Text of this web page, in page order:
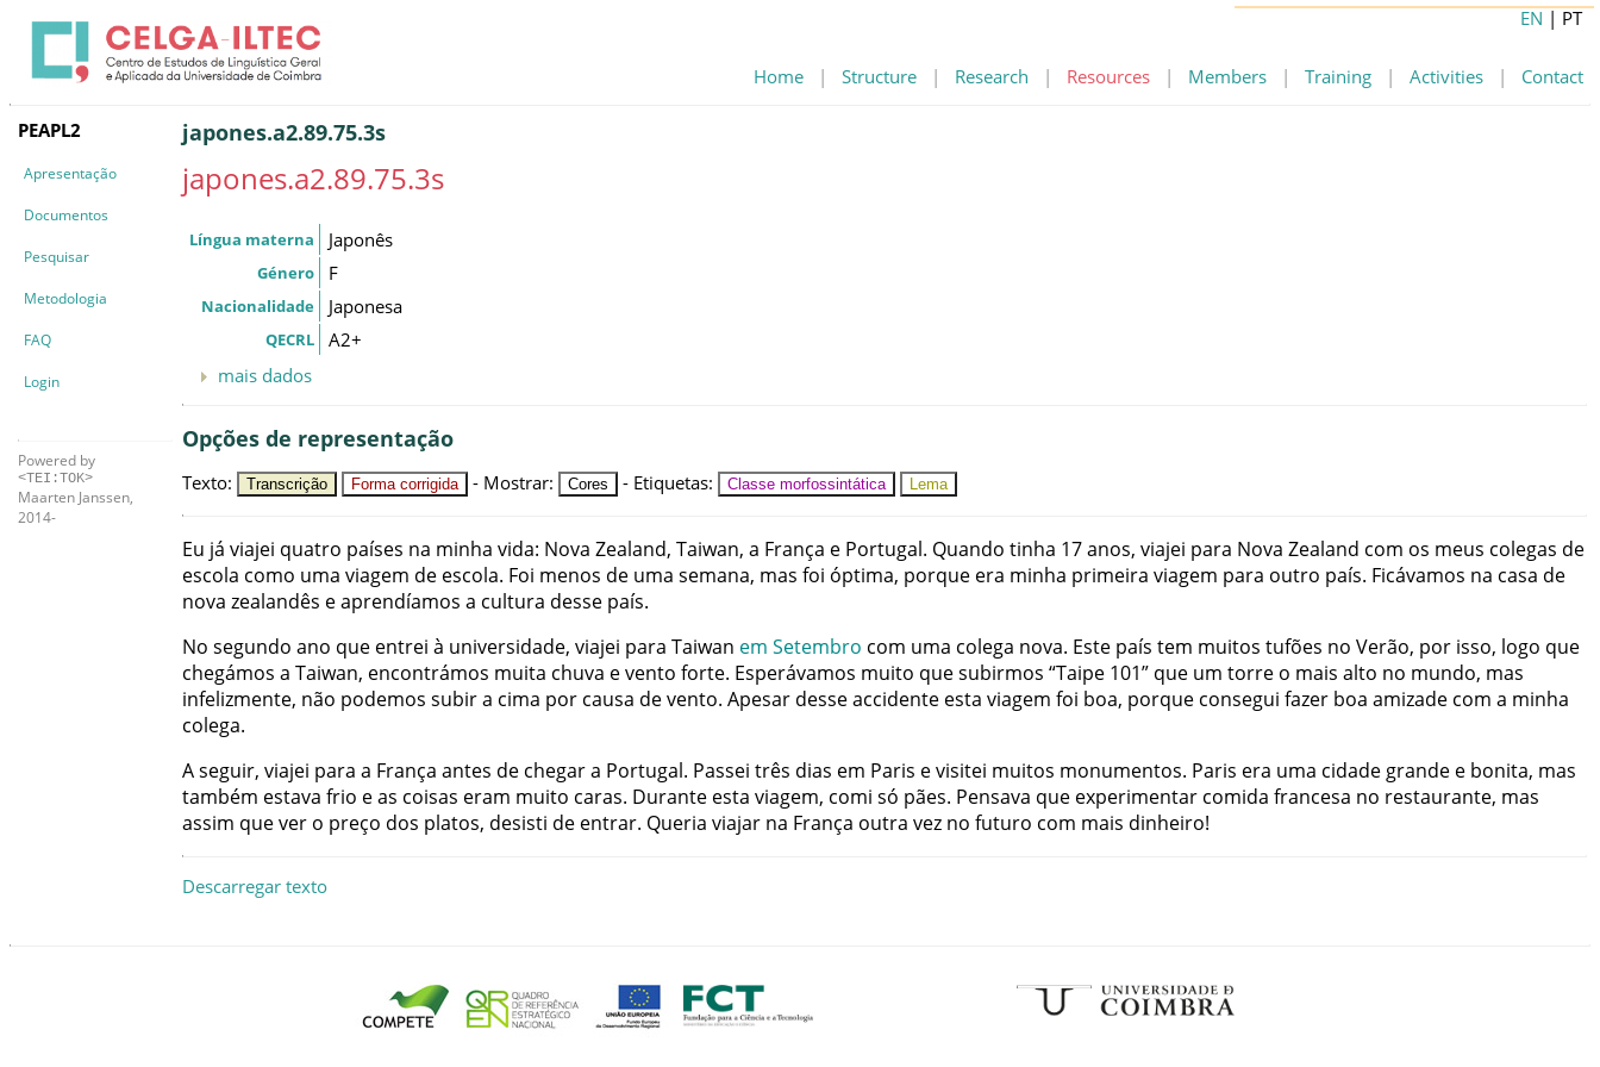
Home | Structure | Research | Resources | Members | Training | Activities | Contact
EN | PT
PEAPL2
Apresentação
Documentos
Pesquisar
Metodologia
FAQ
Login
Powered by
<TEI:TOK>
Maarten Janssen,
2014-
japones.a2.89.75.3s
japones.a2.89.75.3s
Língua materna Japonês
Género F
Nacionalidade Japonesa
QECRL
A2+
mais dados
Opções de representação
Texto: Transcrição Forma corrigida - Mostrar: Cores - Etiquetas: Classe morfossintática Lema
Eu já viajei quatro países na minha vida: Nova Zealand, Taiwan, a França e Portugal. Quando tinha 17anos, viajei para Nova Zealand com os meus colegas de
escola como uma viagem de escola. Foi menos de uma semana, mas foi óptima, porque era minha primeira viagem para outro país. Ficávamos na casa de
nova zealandês eaprendíamos a cultura desse país.
No segundo ano que entrei à universidade, viajei para Taiwan em Setembro com uma colega nova. Este país tem muitos tufões no Verão, por isso, logo que
chegámos a Taiwan, encontrámos muita chuva evento forte. Esperávamos muito quesubirmos “Taipe 101” que um torre o mais alto no mundo, mas
infelizmente, não podemos subira cima por causa devento. Apesar desseaccidente esta viagem foi boa, porque consegui fazer boa amizade com a minha
colega.
Aseguir, viajei para a França antes de chegara Portugal. Passei três dias em Paris evisitei muitos monumentos. Paris era uma cidade grande e bonita, mas
também estava frio eas coisas eram muito caras. Durante esta viagem, comi só pães. Pensava que experimentar comida francesa no restaurante, mas
assim quever o preço dos platos, desisti de entrar. Queria viajar na França outra vez no futuro com mais dinheiro!
Descarregar texto